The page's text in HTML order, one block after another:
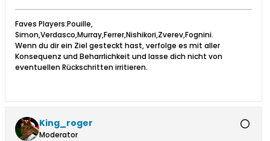
Faves Players:Pouille,
Simon,Verdasco,Murray,Ferrer,Nishikori,Zverev,Fognini.
Wenn du dir ein Ziel gesteckt hast, verfolge es mit aller
Konsequenz und Beharrlichkeit und lasse dich nicht von
eventuellen Rückschritten irritieren.
King_roger
Moderator